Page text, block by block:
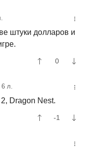
штуки долларов и
0
6 л.
Dragon Nest.
-1